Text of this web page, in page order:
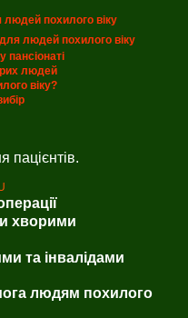
похилого віку
людей похилого віку
пансіонаті
людей
віку?
пацієнтів.
хворими
та інвалідами
людям похилого